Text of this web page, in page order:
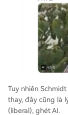
Tuy nhiên
thay, đây cũng là
(liberal), ghét AI.